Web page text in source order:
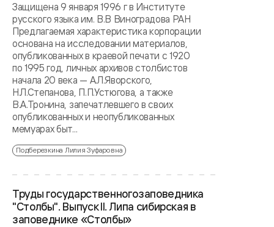
Защищена 9 января 1996 г в Институте
русского языка им. В.В Виноградова РАН
Предлагаемая характеристика корпорации
основана на исследовании материалов,
опубликованных в краевой печати с 1920
по 1995 год, личных архивов столбистов
начала 20 века — А.Л.Яворского,
Н.Л.Степанова, П.П.Устюгова, а также
В.А.Тронина, запечатлевшего в своих
опубликованных и неопубликованных
мемуарах быт...
Подберезкина Лилия Зуфаровна
Труды государственногозаповедника
"Столбы". Выпуск II. Липа сибирская в
заповеднике «Столбы»